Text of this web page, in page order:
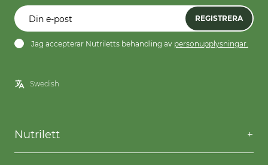
REGISTRERA
Jag accepterar Nutriletts behandling av personupplysningar.
Nutrilett
Kontakta oss